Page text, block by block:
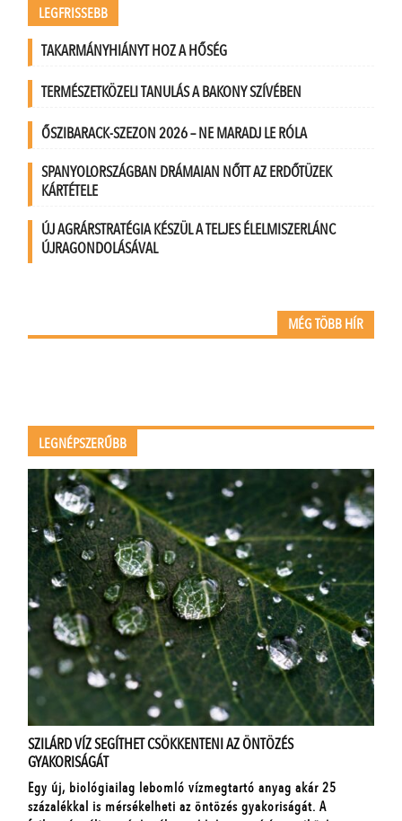
LEGFRISSEBB
TAKARMÁNYHIÁNYT HOZ A HŐSÉG
TERMÉSZETKÖZELI TANULÁS A BAKONY SZÍVÉBEN
ŐSZIBARACK-SZEZON 2026 – NE MARADJ LE RÓLA
SPANYOLORSZÁGBAN DRÁMAIAN NŐTT AZ ERDŐTÜZEK
KÁRTÉTELE
ÚJ AGRÁRSTRATÉGIA KÉSZÜL A TELJES ÉLELMISZERLÁNC
ÚJRAGONDOLÁSÁVAL
MÉG TÖBB HÍR
LEGNÉPSZERŰBB